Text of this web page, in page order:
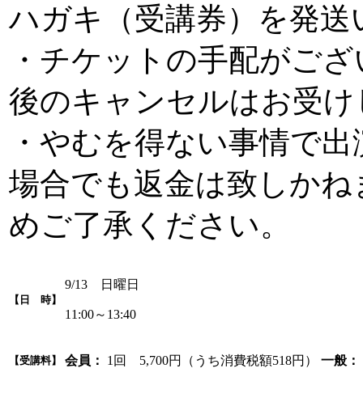
ハガキ（受講券）を発
・チケットの手配がご
後のキャンセルはお受
・やむを得ない事情で
場合でも返金は致しか
めご了承ください。
【日 時】
9/13 日曜日
11:00～13:40
【受講料】 会員： 1回 5,700円（うち消費税額518円） 一般：